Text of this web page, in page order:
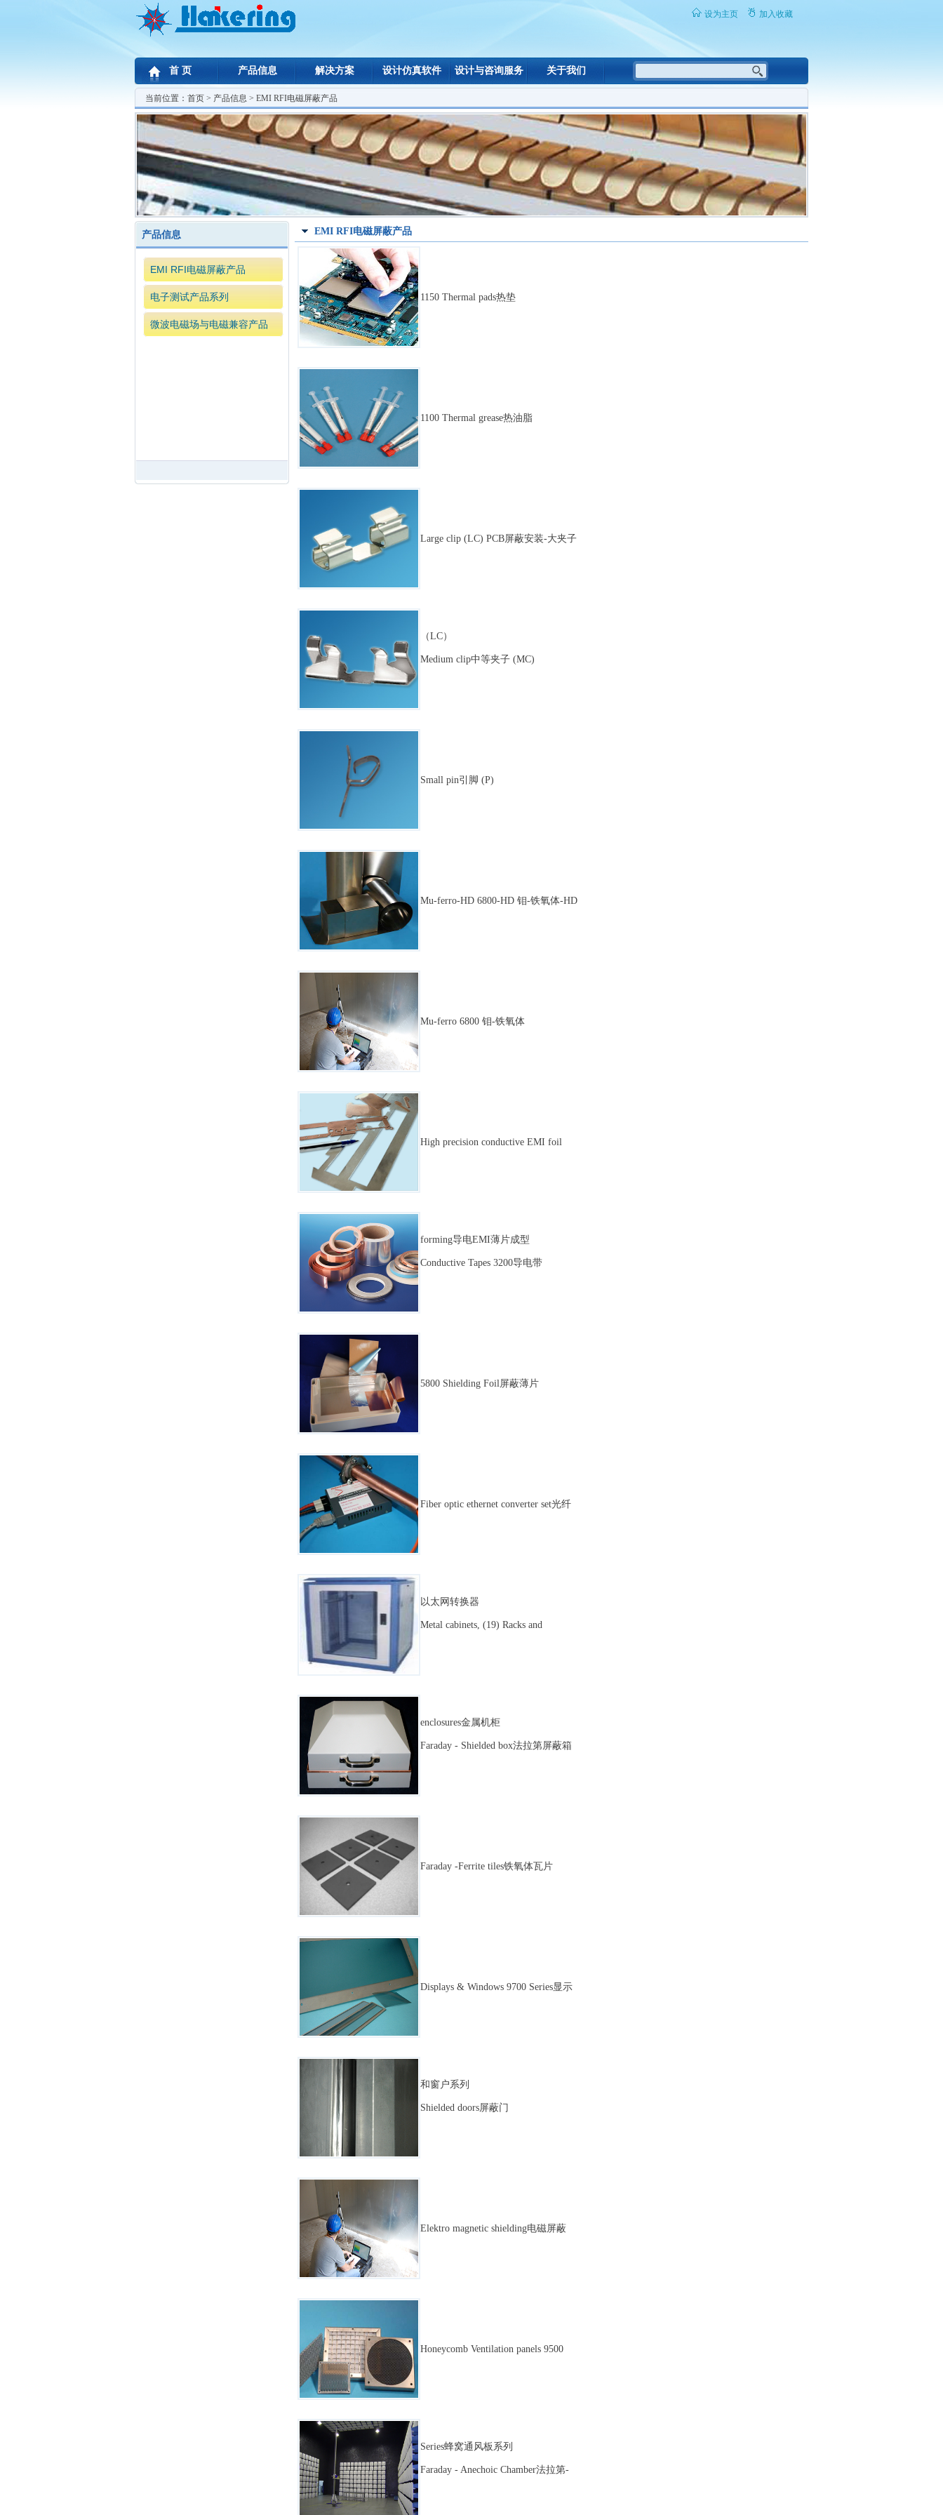
设为主页 加入收藏
首 页 产品信息 解决方案 设计仿真软件 设计与咨询服务 关于我们
当前位置： 首页 > 产品信息 > EMI RFI电磁屏蔽产品
产品信息
EMI RFI电磁屏蔽产品
电子测试产品系列
微波电磁场与电磁兼容产品
EMI RFI电磁屏蔽产品
1150 Thermal pads热垫
1100 Thermal grease热油脂
Large clip (LC) PCB屏蔽安装-大夹子
（LC）
Medium clip中等夹子 (MC)
Small pin引脚 (P)
Mu-ferro-HD 6800-HD 钼-铁氧体-HD
Mu-ferro 6800 钼-铁氧体
High precision conductive EMI foil
forming导电EMI薄片成型
Conductive Tapes 3200导电带
5800 Shielding Foil屏蔽薄片
Fiber optic ethernet converter set光纤
以太网转换器
Metal cabinets, (19) Racks and
enclosures金属机柜
Faraday - Shielded box法拉第屏蔽箱
Faraday -Ferrite tiles铁氧体瓦片
Displays & Windows 9700 Series显示
和窗户系列
Shielded doors屏蔽门
Elektro magnetic shielding电磁屏蔽
Honeycomb Ventilation panels 9500
Series蜂窝通风板系列
Faraday - Anechoic Chamber法拉第-